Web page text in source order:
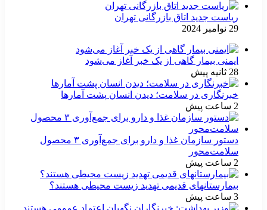
ریاست جدید اتاق بازرگانی تهران
29 نوامبر 2024
ایمنی بیمار گاهی از یک خبر آغاز می‌شود
28 ثانیه پیش
خبرنگاری در سلامت؛ دیدن انسان پشت آمارها
2 ساعت پیش
دستور سازمان غذا و دارو برای جمع‌آوری ۳ محصول
سلامت‌محور
2 ساعت پیش
بیمارستانهای قدیمی تهدید زیست محیطی هستند؟
3 ساعت پیش